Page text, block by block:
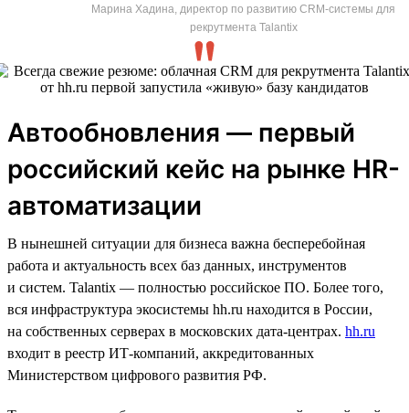
Марина Хадина, директор по развитию CRM-системы для
рекрутмента Talantix
Автообновления — первый
российский кейс на рынке HR-
автоматизации
В нынешней ситуации для бизнеса важна бесперебойная
работа и актуальность всех баз данных, инструментов
и систем. Talantix — полностью российское ПО. Более того,
вся инфраструктура экосистемы hh.ru находится в России,
на собственных серверах в московских дата-центрах. hh.ru
входит в реестр ИТ-компаний, аккредитованных
Министерством цифрового развития РФ.